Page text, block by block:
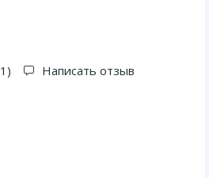
1 ) Написать отзыв